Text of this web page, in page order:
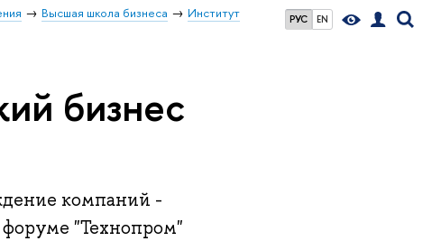
РУС EN
Высшая школа бизнеса
Институт
бизнес
компаний -
"Технопром"